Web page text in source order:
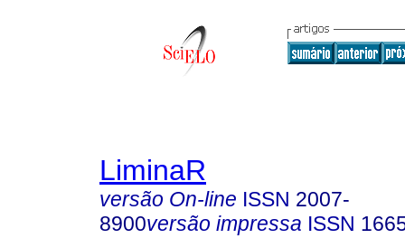
LiminaR
versão On-line ISSN 2007-
8900versão impressa ISSN